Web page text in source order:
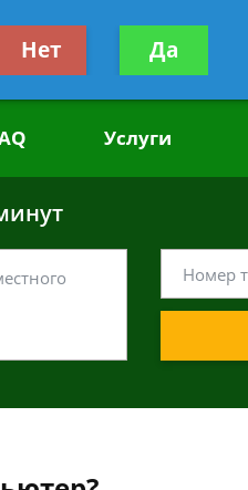
Получите консультацию
бесплатно
Услуги
Нет Да